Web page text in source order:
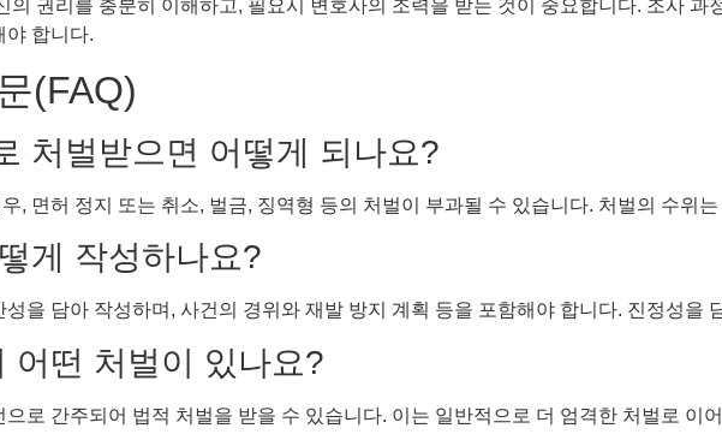
의 권리를 충분히 이해하고, 필요시 변호사의 조력을 받는 것이 중요합니다. 조사 과
야 합니다.
(FAQ)
처벌받으면 어떻게 되나요?
, 면허 정지 또는 취소, 벌금, 징역형 등의 처벌이 부과될 수 있습니다. 처벌의 수위
게 작성하나요?
을 담아 작성하며, 사건의 경위와 재발 방지 계획 등을 포함해야 합니다. 진정성을
어떤 처벌이 있나요?
로 간주되어 법적 처벌을 받을 수 있습니다. 이는 일반적으로 더 엄격한 처벌로 이